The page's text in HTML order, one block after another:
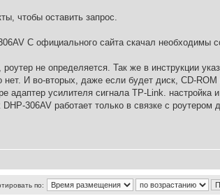
чтобы оставить запрос.
С официального сайта скачал необходимы
не определяется. Так же в инструкции
И во-вторых, даже если будет диск, CD-
усилителя сигнала TP-Link. настройка
306AV работает только в связке с
по: